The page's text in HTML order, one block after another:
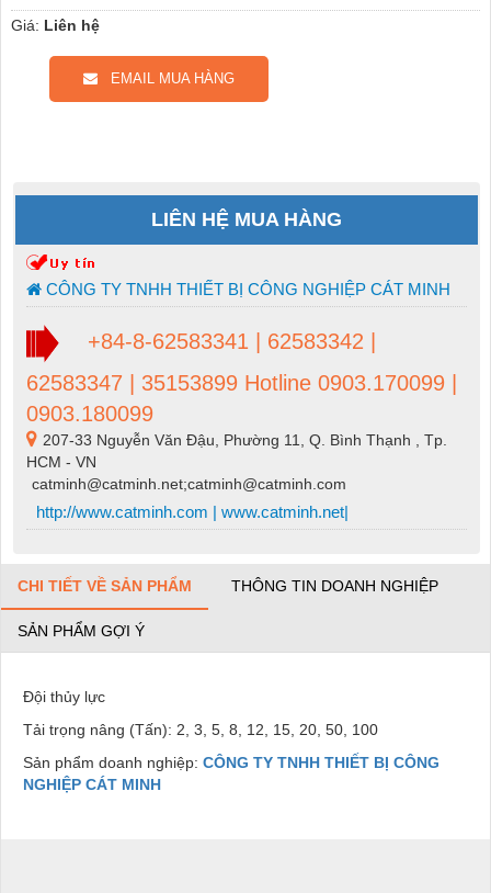
Giá: Liên hệ
EMAIL MUA HÀNG
LIÊN HỆ MUA HÀNG
CÔNG TY TNHH THIẾT BỊ CÔNG NGHIỆP CÁT MINH
+84-8-62583341 | 62583342 |
62583347 | 35153899 Hotline 0903.170099 |
0903.180099
207-33 Nguyễn Văn Đậu, Phường 11, Q. Bình Thạnh , Tp.
HCM - VN
catminh@catminh.net;catminh@catminh.com
http://www.catminh.com | www.catminh.net|
CHI TIẾT VỀ SẢN PHẨM THÔNG TIN DOANH NGHIỆP
SẢN PHẨM GỢI Ý
Đội thủy lực
Tải trọng nâng (Tấn): 2, 3, 5, 8, 12, 15, 20, 50, 100
Sản phẩm doanh nghiệp: CÔNG TY TNHH THIẾT BỊ CÔNG
NGHIỆP CÁT MINH